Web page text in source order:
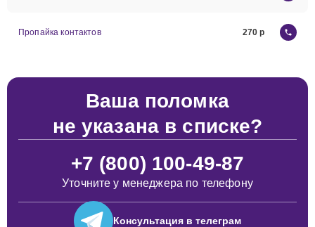
Пропайка контактов 270
Ваша поломка
не указана в списке?
+7 (800) 100-49-87
Уточните у менеджера по телефону
Консультация в телеграм